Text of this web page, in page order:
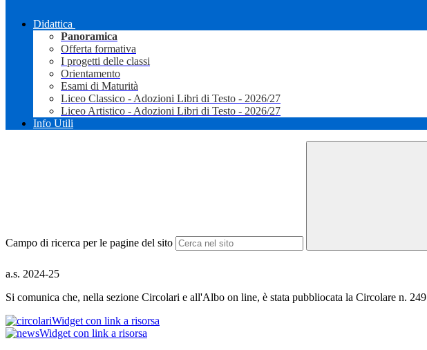
Didattica
Panoramica
Offerta formativa
I progetti delle classi
Orientamento
Esami di Maturità
Liceo Classico - Adozioni Libri di Testo - 2026/27
Liceo Artistico - Adozioni Libri di Testo - 2026/27
Info Utili
Campo di ricerca per le pagine del sito
a.s. 2024-25
Si comunica che, nella sezione Circolari e all'Albo on line, è stata pubbliocata la Circolare n. 249
Widget con link a risorsa
Widget con link a risorsa